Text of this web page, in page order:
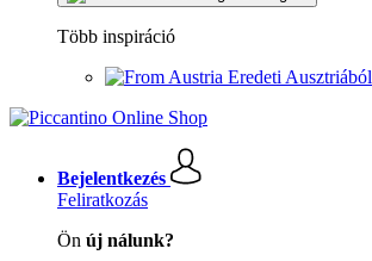
Több inspiráció
Eredeti Ausztriából
Bejelentkezés
Feliratkozás
Ön új nálunk?